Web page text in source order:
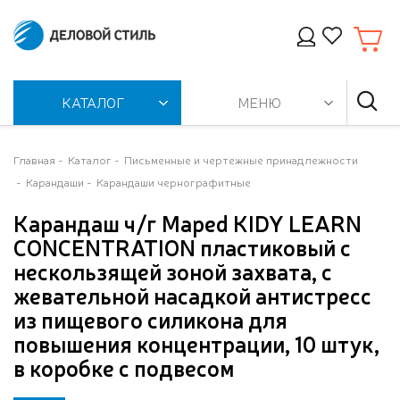
КАТАЛОГ МЕНЮ
Главная Каталог
Письменные и чертежные принадлежности
Карандаши
Карандаши чернографитные
Карандаш ч/г Maped KIDY LEARN
CONCENTRATION пластиковый с
нескользящей зоной захвата, с
жевательной насадкой антистресс
из пищевого силикона для
повышения концентрации, 10 штук,
в коробке с подвесом